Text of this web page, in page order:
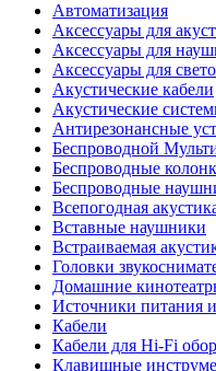
Автоматизация
Аксессуары для
Аксессуары для
Аксессуары для
Акустические кабели
Акустические
Антирезонансные
Беспроводной
Беспроводные
Беспроводные
Всепогодная
Вставные наушники
Встраиваемая
Головки
Домашние
Источники питания
Кабели
Кабели для Hi-Fi
Клавишные